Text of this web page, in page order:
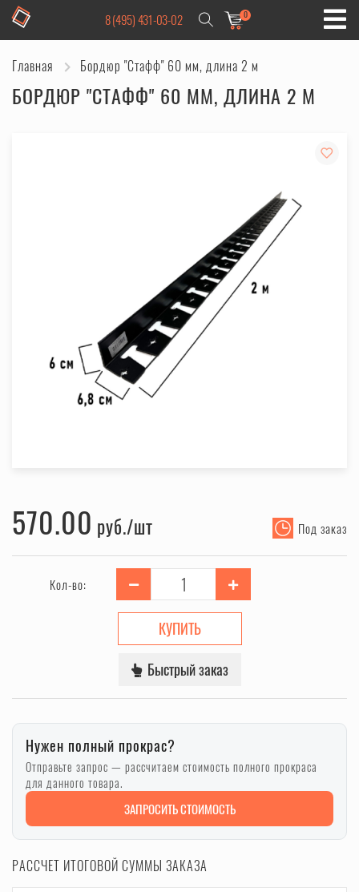
8 (495) 431-03-02 0
Главная Бордюр "Стафф" 60 мм, длина 2 м
БОРДЮР "СТАФФ" 60 ММ, ДЛИНА 2 М
570.00 руб. Под заказ
Кол-во:
КУПИТЬ
Быстрый заказ
Нужен полный прокрас?
Отправьте запрос — рассчитаем стоимость полного прокраса
для данного товара.
ЗАПРОСИТЬ СТОИМОСТЬ
РАССЧЕТ ИТОГОВОЙ СУММЫ ЗАКАЗА